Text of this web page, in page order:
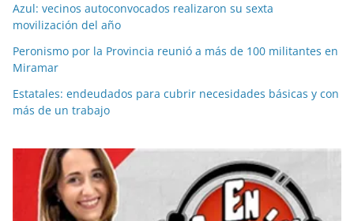
Azul: vecinos autoconvocados realizaron su sexta
movilización del año
Peronismo por la Provincia reunió a más de 100 militantes en
Miramar
Estatales: endeudados para cubrir necesidades básicas y con
más de un trabajo